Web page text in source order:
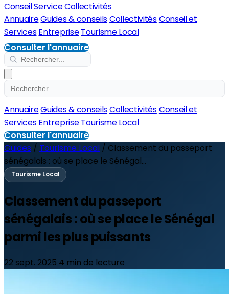
Conseil Service Collectivités
AnnuaireGuides & conseilsCollectivitésConseil et
ServicesEntreprise Tourisme Local
Consulter l'annuaire
AnnuaireGuides & conseilsCollectivitésConseil et
ServicesEntreprise Tourisme Local
Consulter l'annuaire
Guides / Tourisme Local / Classement du passeport
sénégalais : où se place le Sénégal...
Tourisme Local
Classement du passeport
sénégalais : où se place le Sénégal
parmi les plus puissants
22 sept. 2025 4 min de lecture